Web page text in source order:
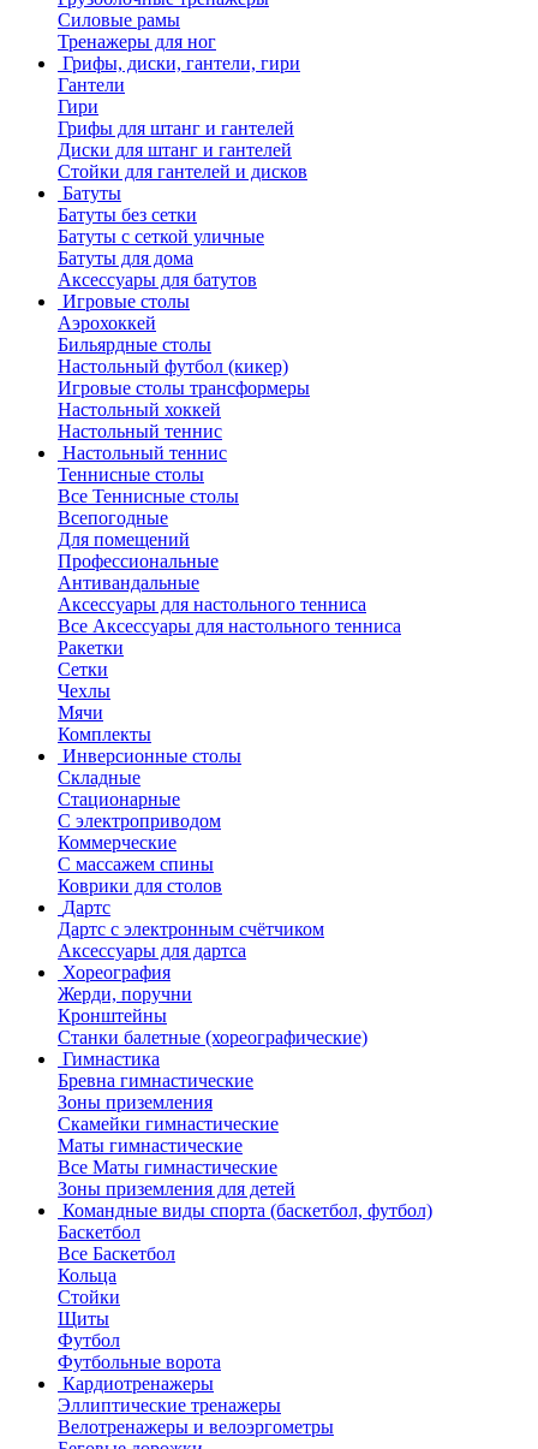
Силовые рамы
Тренажеры для ног
Грифы, диски, гантели, гири
Гантели
Гири
Грифы для штанг и гантелей
Диски для штанг и гантелей
Стойки для гантелей и дисков
Батуты
Батуты без сетки
Батуты с сеткой уличные
Батуты для дома
Аксессуары для батутов
Игровые столы
Аэрохоккей
Бильярдные столы
Настольный футбол (кикер)
Игровые столы трансформеры
Настольный хоккей
Настольный теннис
Настольный теннис
Теннисные столы
Все Теннисные столы
Всепогодные
Для помещений
Профессиональные
Антивандальные
Аксессуары для настольного тенниса
Все Аксессуары для настольного тенниса
Ракетки
Сетки
Чехлы
Мячи
Комплекты
Инверсионные столы
Складные
Стационарные
С электроприводом
Коммерческие
С массажем спины
Коврики для столов
Дартс
Дартс с электронным счётчиком
Аксессуары для дартса
Хореография
Жерди, поручни
Кронштейны
Станки балетные (хореографические)
Гимнастика
Бревна гимнастические
Зоны приземления
Скамейки гимнастические
Маты гимнастические
Все Маты гимнастические
Зоны приземления для детей
Командные виды спорта (баскетбол, футбол)
Баскетбол
Все Баскетбол
Кольца
Стойки
Щиты
Футбол
Футбольные ворота
Кардиотренажеры
Эллиптические тренажеры
Велотренажеры и велоэргометры